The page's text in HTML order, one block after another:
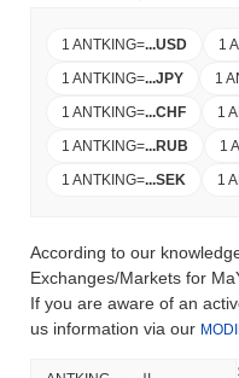
1 ANTKING=...USD 1
1 ANTKING=...JPY 1
1 ANTKING=...CHF 1
1 ANTKING=...RUB 1
1 ANTKING=...SEK 1
According to our
Exchanges/Markets for
If you are aware of an
us information via our